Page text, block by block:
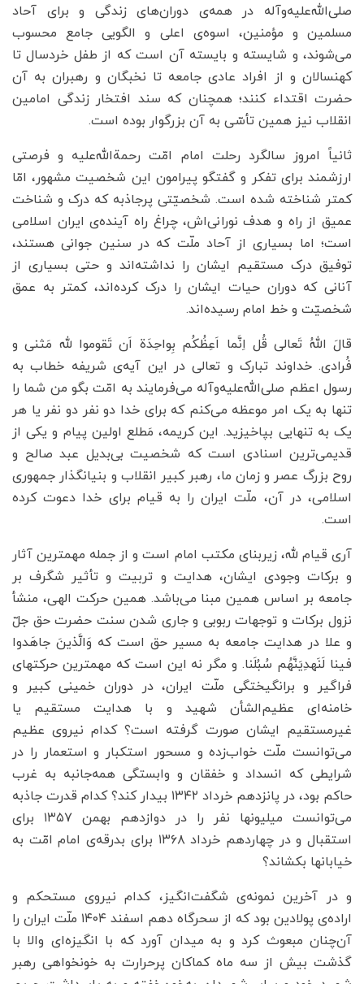
صلی‌الله‌علیه‌وآله در همه‌ی دوران‌های زندگی و برای آحاد
مسلمین و مؤمنین، اسوه‌ی اعلی و الگویی جامع محسوب
می‌شوند، و شایسته و بایسته آن است که از طفل خردسال تا
کهنسالان و از افراد عادی جامعه تا نخبگان و رهبران به آن
حضرت اقتداء کنند؛ همچنان که سند افتخار زندگی امامین
انقلاب نیز همین تأسّی به آن بزرگوار بوده است.
ثانیاً امروز سالگرد رحلت امام امّت رحمة‌الله‌علیه و فرصتی
ارزشمند برای تفکر و گفتگو پیرامون این شخصیت مشهور، امّا
کمتر شناخته شده است. شخصیّتی پرجاذبه که درک و شناخت
عمیق از راه و هدف نورانی‌اش، چراغ راه آینده‌ی ایران اسلامی
است؛ اما بسیاری از آحاد ملّت که در سنین جوانی هستند،
توفیق درک مستقیم ایشان را نداشته‌اند و حتی بسیاری از
آنانی که دوران حیات ایشان را درک کرده‌اند، کمتر به عمق
شخصیّت و خط امام رسیده‌اند.
قالَ اللهُ تَعالی قُل اِنَّما اَعِظُکُم بِواحِدَة‌ اَن تَقوموا لله مَثنی و
فُرادی. خداوند تبارک و تعالی در این آیه‌ی شریفه خطاب به
رسول‌ اعظم‌ صلی‌الله‌علیه‌وآله می‌فرمایند به امّت بگو من شما را
تنها به یک امر موعظه می‌کنم که برای خدا دو نفر دو نفر یا هر
یک به تنهایی بپاخیزید. این کریمه، مَطلع اولین پیام و یکی از
قدیمی‌ترین اسنادی است که شخصیت بی‌بدیل عبد صالح و
روح بزرگ عصر و زمان ما، رهبر کبیر انقلاب و بنیانگذار جمهوری
اسلامی، در آن، ملّت ایران را به قیام برای خدا دعوت کرده
است.
آری قیام لله، زیربنای مکتب امام است و از جمله مهمترین آثار
و برکات وجودی ایشان، هدایت و تربیت و تأثیر شگرف بر
جامعه بر اساس همین مبنا می‌باشد. همین حرکت الهی، منشأ
نزول برکات و توجهات ربوبی و جاری شدن سنت حضرت حق جل‌ّ
و علا در هدایت جامعه به مسیر حق است که وَالَّذینَ جاهَدوا
فینا لَنَهدِیَنَّهُم سُبُلَنا. و مگر نه این است که مهمترین حرکتهای
فراگیر و برانگیختگی ملّت ایران، در دوران خمینی کبیر و
خامنه‌ای عظیم‌الشأن شهید و با هدایت مستقیم یا
غیرمستقیم ایشان صورت گرفته است؟ کدام نیروی عظیم
می‌توانست ملّت خواب‌زده و مسحور استکبار و استعمار را در
شرایطی که انسداد و خفقان و وابستگی همه‌جانبه به غرب
حاکم بود، در پانزدهم خرداد ۱۳۴۲ بیدار کند؟ کدام قدرت جاذبه
می‌توانست میلیونها نفر را در دوازدهم بهمن ۱۳۵۷ برای
استقبال و در چهاردهم خرداد ۱۳۶۸ برای بدرقه‌ی امام امّت به
خیابانها بکشاند؟
و در آخرین نمونه‌ی شگفت‌انگیز، کدام نیروی مستحکم و
اراده‌ی پولادین بود که از سحرگاه دهم اسفند ۱۴۰۴ ملّت ایران را
آن‌چنان مبعوث کرد و به میدان آورد که با انگیزه‌ای والا با
گذشت بیش از سه ماه کماکان پرحرارت به خونخواهی رهبر